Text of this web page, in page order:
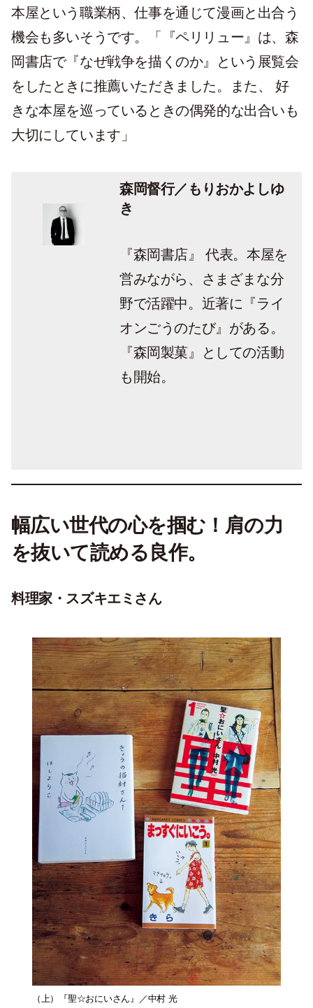
本屋という職業柄、仕事を通じて漫画と出合う
機会も多いそうです。「『ペリリュー』は、森
岡書店で『なぜ戦争を描くのか』という展覧会
をしたときに推薦いただきました。また、 好
きな本屋を巡っているときの偶発的な出合いも
大切にしています」
森岡督行／もりおかよしゆ
き
『森岡書店』 代表。本屋を
営みながら、さまざまな分
野で活躍中。近著に『ライ
オンごうのたび』がある。
『森岡製菓』としての活動
も開始。
幅広い世代の心を掴む！肩の力
を抜いて読める良作。
料理家・ スズキエミさん
（上） 『聖☆おにいさん』
／中村 光